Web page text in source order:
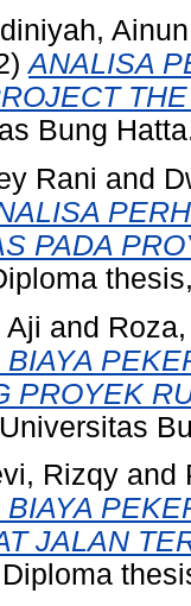
Ainun
ANALISA
Bung
Rani and
PADA
and
PROYEK
Rizqy and
JALAN
Diploma